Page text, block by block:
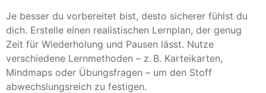
Je besser du vorbereitet bist, desto sicherer fühlst du
dich. Erstelle einen realistischen Lernplan, der genug
Zeit für Wiederholung und Pausen lässt. Nutze
verschiedene Lernmethoden – z. B. Karteikarten,
Mindmaps oder Übungsfragen – um den Stoff
abwechslungsreich zu festigen.